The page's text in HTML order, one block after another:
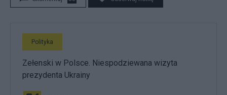
Polityka
Zełenski w Polsce. Niespodziewana wizyta
prezydenta Ukrainy